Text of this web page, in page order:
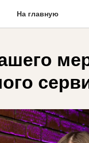
На главную